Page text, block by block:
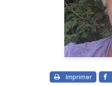
Imprimer